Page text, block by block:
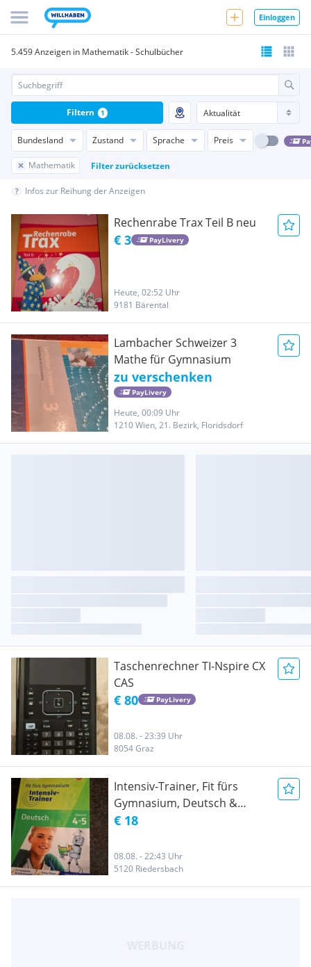
Einloggen
5.459 Anzeigen in Mathematik - Schulbücher
Bundesland Zustand Sprache Preis
Mathematik Filter zurücksetzen
Filtern 1
Infos zur Reihung der Anzeigen
Rechenrabe Trax Teil B neu
€ 3 PayLivery
Heute, 02:52 Uhr
9181 Bärental
Lambacher Schweizer 3
Mathe für Gymnasium
zu verschenken
PayLivery
Heute, 00:09 Uhr
1210 Wien, 21. Bezirk, Floridsdorf
Taschenrechner TI-Nspire CX
CAS
€ 80 PayLivery
08.08. - 23:39 Uhr
8054 Graz
Intensiv-Trainer, Fit fürs
Gymnasium, Deutsch &
Mathe
€ 18
08.08. - 22:43 Uhr
5120 Riedersbach